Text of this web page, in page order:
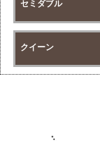
セミダブル
クイーン